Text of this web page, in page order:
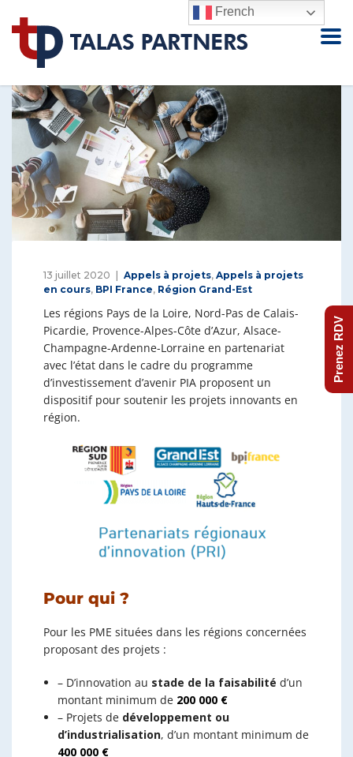
13 juillet 2020 Appels à projets, Appels à projets
en cours, BPI France, Région Grand-Est
Les régions Pays de la Loire, Nord-Pas de Calais-
Picardie, Provence-Alpes-Côte d’Azur, Alsace-
Champagne-Ardenne-Lorraine en partenariat
avec l’état dans le cadre du programme
d’investissement d’avenir PIA proposent un
dispositif pour soutenir les projets innovants en
région.
Pour qui ?
Pour les PME situées dans les régions concernées
proposant des projets :
– D’innovation au stade de la faisabilité d’un
montant minimum de 200 000 €
– Projets de développement ou
d’industrialisation, d’un montant minimum de
400 000 €
French
Prenez RDV